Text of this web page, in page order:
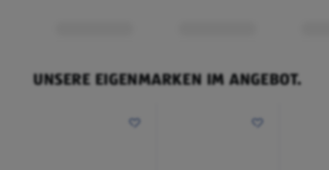
UNSERE EIGENMARKEN IM ANGEBOT.